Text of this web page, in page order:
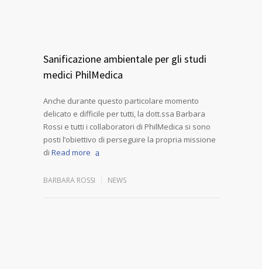
Sanificazione ambientale per gli studi
medici PhilMedica
Anche durante questo particolare momento
delicato e difficile per tutti, la dott.ssa Barbara
Rossi e tutti i collaboratori di PhilMedica si sono
posti l’obiettivo di perseguire la propria missione
di Read more
BARBARA ROSSI NEWS